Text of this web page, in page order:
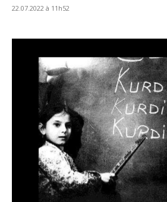
22.07.2022 à 11h52